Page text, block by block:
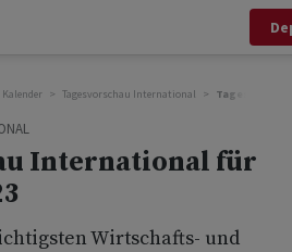
Kalender Tagesvorschau International
International für
Wirtschafts- und